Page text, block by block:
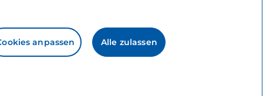
anpassen Alle zulassen